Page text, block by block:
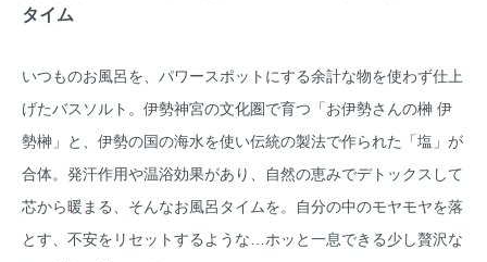
タイム
いつものお風呂を、パワースポットにする余計な物を使わず仕上
げたバスソルト。伊勢神宮の文化圏で育つ「お伊勢さんの榊 伊
勢榊」と、伊勢の国の海水を使い伝統の製法で作られた「塩」が
合体。発汗作用や温浴効果があり、自然の恵みでデトックスして
芯から暖まる、そんなお風呂タイムを。自分の中のモヤモヤを落
とす、不安をリセットするような…ホッと一息できる少し贅沢な